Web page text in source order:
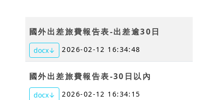
國外出差旅費報告表-出差逾30日
docx↓ 2026-02-12 16:34:48
國外出差旅費報告表-30日以內
docx↓ 2026-02-12 16:34:15